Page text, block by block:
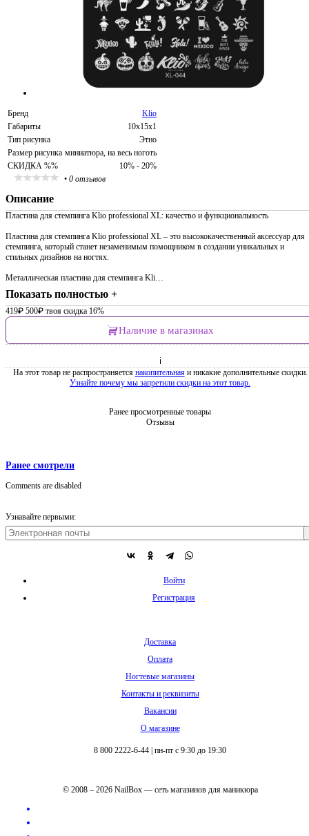
Бренд
Klio
Габариты
10х15х1
Тип рисунка
Этно
Размер рисунка миниатюра, на весь ноготь
СКИДКА %%
10% - 20%
• 0 отзывов
Описание
Пластина для стемпинга Klio professional XL: качество и функциональность
Пластина для стемпинга Klio professional XL – это высококачественный аксессуар для
стемпинга, который станет незаменимым помощником в создании уникальных и
стильных дизайнов на ногтях.
Металлическая пластина для стемпинга Kli…
Показать полностью +
419₽ 500₽ твоя скидка 16%
Наличие в магазинах
ℹ
На этот товар не распространяется накопительнаяи никакие дополнительные скидки.
Узнайте почему мы запретили скидки на этот товар.
Ранее просмотренные товары
Отзывы
Ранее смотрели
Comments are disabled
Узнавайте первыми:
Войти
Регистрация
Доставка
Оплата
Ногтевые магазины
Контакты и реквизиты
Вакансии
О магазине
8 800 2222-6-44 пн-пт с 9:30 до 19:30
© 2008 – 2026 NailBox — сеть магазинов для маникюра